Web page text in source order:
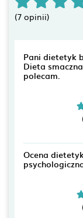
(7 opinii)
Pani dietetyk
Dieta
polecam.
Ocena